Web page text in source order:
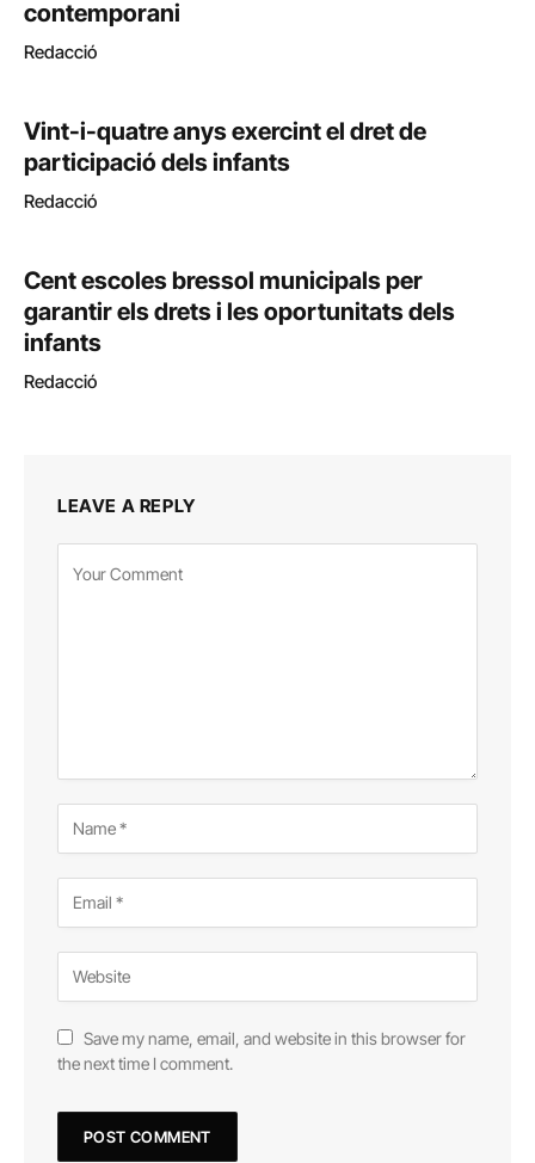
contemporani
Redacció
Vint-i-quatre anys exercint el dret de
participació dels infants
Redacció
Cent escoles bressol municipals per
garantir els drets i les oportunitats dels
infants
Redacció
LEAVE A REPLY
Save my name, email, and website in this browser for
the next time I comment.